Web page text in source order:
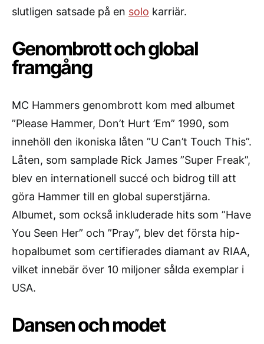
slutligen satsade på en solo karriär.
Genombrott och global
framgång
MC Hammers genombrott kom med albumet
”Please Hammer, Don’t Hurt ’Em” 1990, som
innehöll den ikoniska låten ”U Can’t Touch This”.
Låten, som samplade Rick James ”Super Freak”,
blev en internationell succé och bidrog till att
göra Hammer till en global superstjärna.
Albumet, som också inkluderade hits som ”Have
You Seen Her” och ”Pray”, blev det första hip-
hopalbumet som certifierades diamant av RIAA,
vilket innebär över 10 miljoner sålda exemplar i
USA.
Dansen och modet